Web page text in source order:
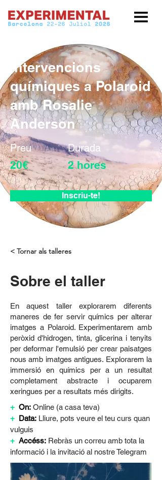
Intervencions
químiques a Polaroid
amb Rosalie
Anderson
Preu
20€
Durada
2 hores
Inscriu-te!
< Tornar als talleres
Sobre el taller
En aquest taller explorarem diferents
maneres de fer servir químics per alterar
imatges a Polaroid. Experimentarem amb
peròxid d'hidrogen, tinta, glicerina i tenyits
per deformar l'emulsió per crear paisatges
nous amb imatges antigues. Explorarem la
immersió en químics per a un resultat
completament abstracte i ocuparem
xeringues per a resultats més dirigits.
+ On: Online (a casa teva)
+ Data: Lliure, pots veure el teu curs quan
vulguis
+ Accéss: Rebràs un correu amb tota la
informació i la invitació al nostre Telegram